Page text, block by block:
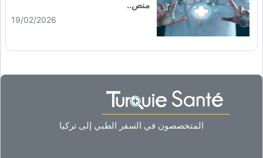
منص..
19/02/2026
المتخصصون في السفر الطبي إلى تركيا